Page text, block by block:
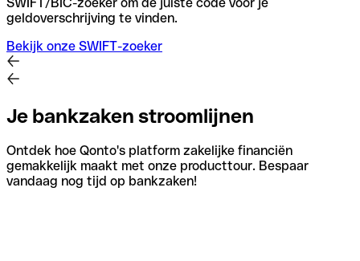
geldoverschrijving te vinden.
Bekijk onze SWIFT-zoeker
Je bankzaken stroomlijnen
Ontdek hoe Qonto's platform zakelijke financiën
gemakkelijk maakt met onze producttour. Bespaar
vandaag nog tijd op bankzaken!